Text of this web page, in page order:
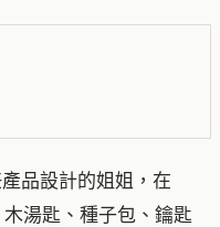
品設計的姐姐，在
湯匙、種子包、鑰匙